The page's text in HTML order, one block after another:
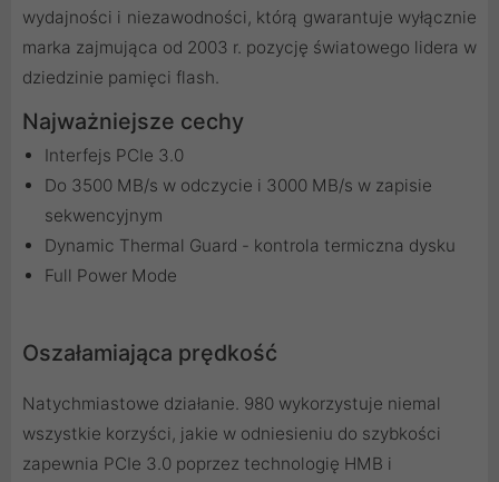
wydajności i niezawodności, którą gwarantuje wyłącznie
marka zajmująca od 2003 r. pozycję światowego lidera w
dziedzinie pamięci flash.
Najważniejsze cechy
Interfejs PCIe 3.0
Do 3500 MB/s w odczycie i 3000 MB/s w zapisie
sekwencyjnym
Dynamic Thermal Guard - kontrola termiczna dysku
Full Power Mode
Oszałamiająca prędkość
Natychmiastowe działanie. 980 wykorzystuje niemal
wszystkie korzyści, jakie w odniesieniu do szybkości
zapewnia PCIe 3.0 poprzez technologię HMB i